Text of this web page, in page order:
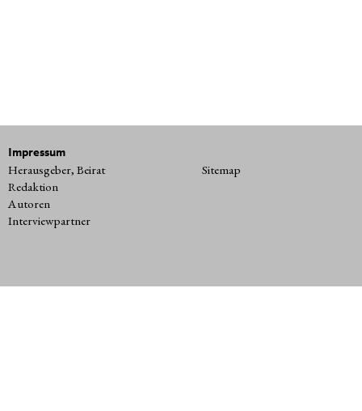
Impressum
Herausgeber, Beirat
Redaktion
Autoren
Interviewpartner
Sitemap